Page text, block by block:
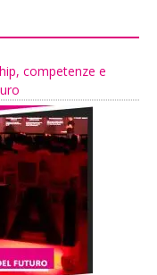
competenze e